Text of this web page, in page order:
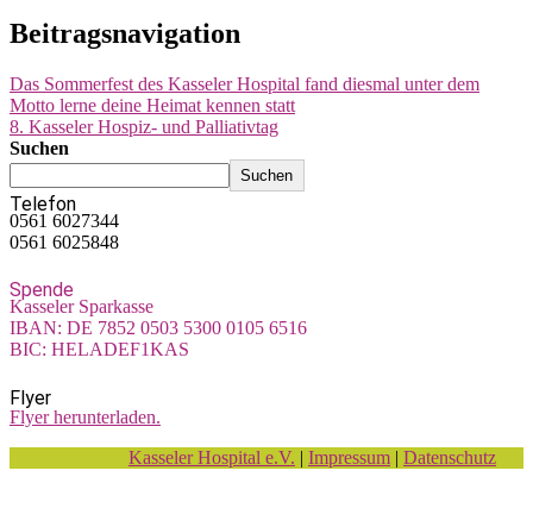
Beitragsnavigation
Das Sommerfest des Kasseler Hospital fand diesmal unter dem
Motto lerne deine Heimat kennen statt
8. Kasseler Hospiz- und Palliativtag
Suchen
Suchen
Telefon
0561 6027344
0561 6025848
Spende
Kasseler Sparkasse
IBAN: DE 7852 0503 5300 0105 6516
BIC: HELADEF1KAS
Flyer
Flyer herunterladen.
Kasseler Hospital e.V. | Impressum | Datenschutz